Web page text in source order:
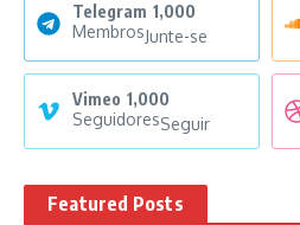
Telegram 1,000
MembrosJunte-se
Vimeo 1,000
SeguidoresSeguir
Featured Posts